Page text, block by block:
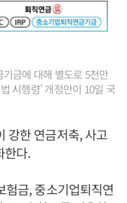
금에 대해 별도로 5천만
시행령' 개정안이 10일 국
강한 연금저축, 사고
한다.
험금, 중소기업퇴직연